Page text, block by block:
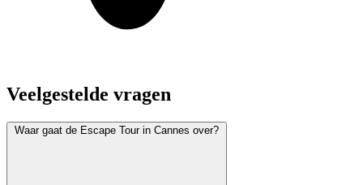
Veelgestelde vragen
Waar gaat de Escape Tour in Cannes over?